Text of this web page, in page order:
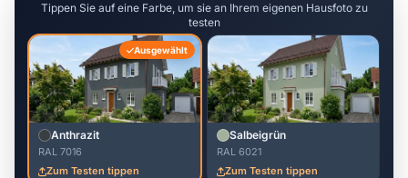
Tippen Sie auf eine Farbe, um sie an Ihrem eigenen Hausfoto zu
testen
Ausgewählt
Anthrazit
RAL 7016
Zum Testen tippen
Salbeigrün
RAL 6021
Zum Testen tippen